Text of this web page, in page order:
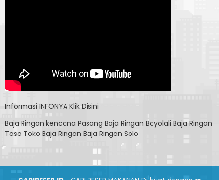
Informasi INFONYA Klik Disini
Baja Ringan kencana Pasang Baja Ringan Boyolali Baja Ringan
Taso Toko Baja Ringan Baja Ringan Solo